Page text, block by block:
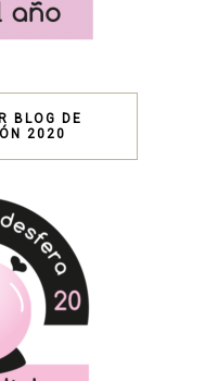
BLOG DE
2020